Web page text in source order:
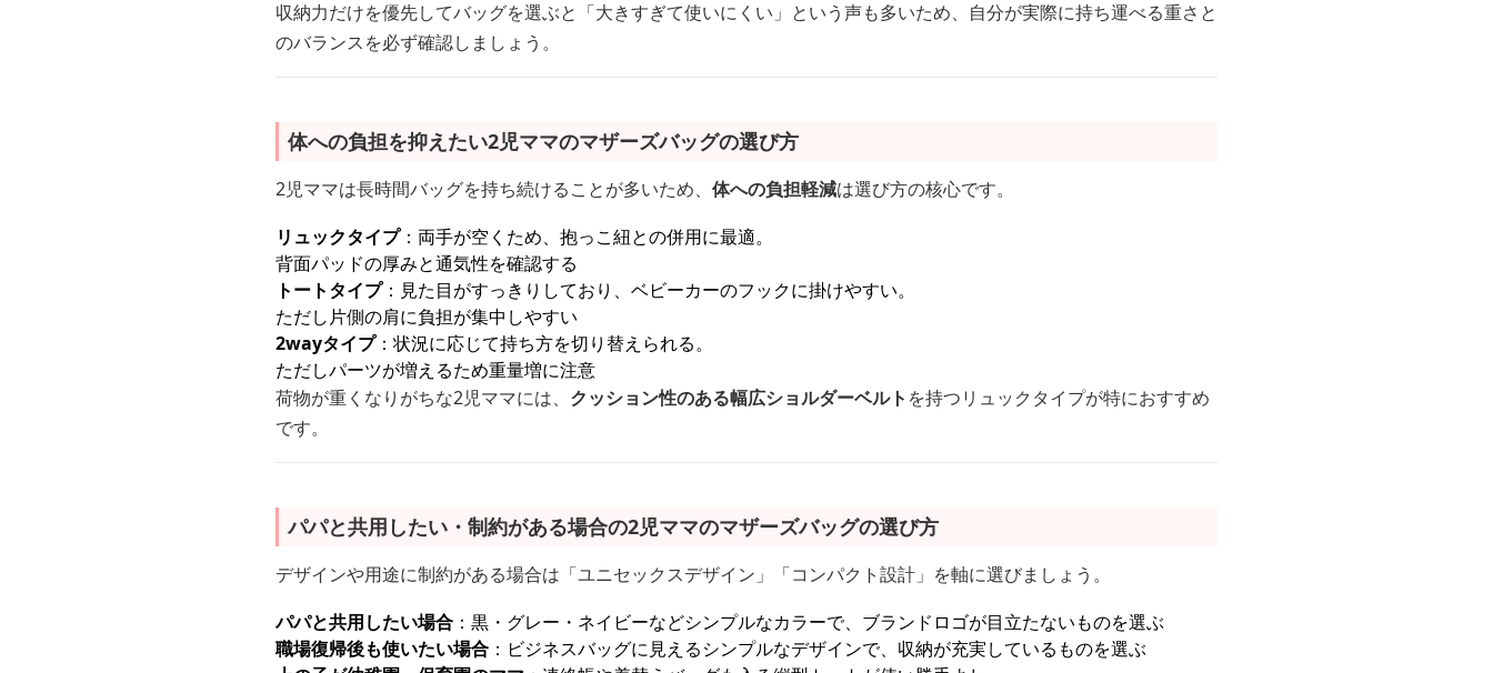
収納力だけを優先してバッグを選ぶと「大きすぎて使いにくい」という声も多いため、自分が実際に持ち運べる重さと
のバランスを必ず確認しましょう。
体への負担を抑えたい2児ママのマザーズバッグの選び方
2児ママは長時間バッグを持ち続けることが多いため、 体への負担軽減は選び方の核心です。
リュックタイプ：両手が空くため、抱っこ紐との併用に最適。
背面パッドの厚みと通気性を確認する
トートタイプ：見た目がすっきりしており、ベビーカーのフックに掛けやすい。
ただし片側の肩に負担が集中しやすい
2wayタイプ：状況に応じて持ち方を切り替えられる。
ただしパーツが増えるため重量増に注意
荷物が重くなりがちな2児ママには、 クッション性のある幅広ショルダーベルト を持つリュックタイプが特におすすめ
です。
パパと共用したい・制約がある場合の2児ママのマザーズバッグの選び方
デザインや用途に制約がある場合は「ユニセックスデザイン」「コンパクト設計」を軸に選びましょう。
パパと共用したい場合 ：黒・グレー・ネイビーなどシンプルなカラーで、ブランドロゴが目立たないものを選ぶ
職場復帰後も使いたい場合 ：ビジネスバッグに見えるシンプルなデザインで、収納が充実しているものを選ぶ